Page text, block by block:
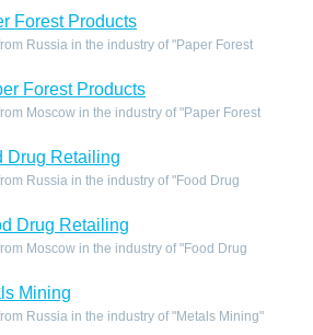
Forest Products
Russia in the industry of "Paper Forest
Forest Products
Moscow in the industry of "Paper Forest
Drug Retailing
Russia in the industry of "Food Drug
Drug Retailing
Moscow in the industry of "Food Drug
Mining
Russia in the industry of "Metals Mining"